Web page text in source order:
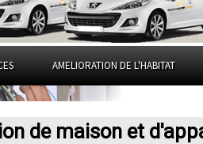
AMELIORATION DE L'HABITAT
de maison et